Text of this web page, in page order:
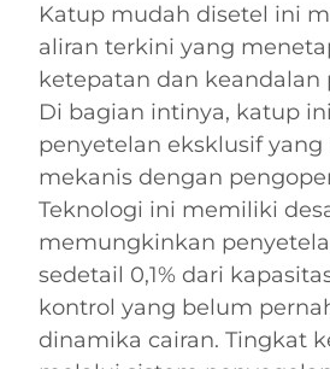
Katup mudah disetel ini
aliran terkini yang
ketepatan dan keandalan
Di bagian intinya, katup
penyetelan eksklusif
mekanis dengan
Teknologi ini memiliki
memungkinkan
sedetail 0,1% dari
kontrol yang belum
dinamika cairan. Tingkat